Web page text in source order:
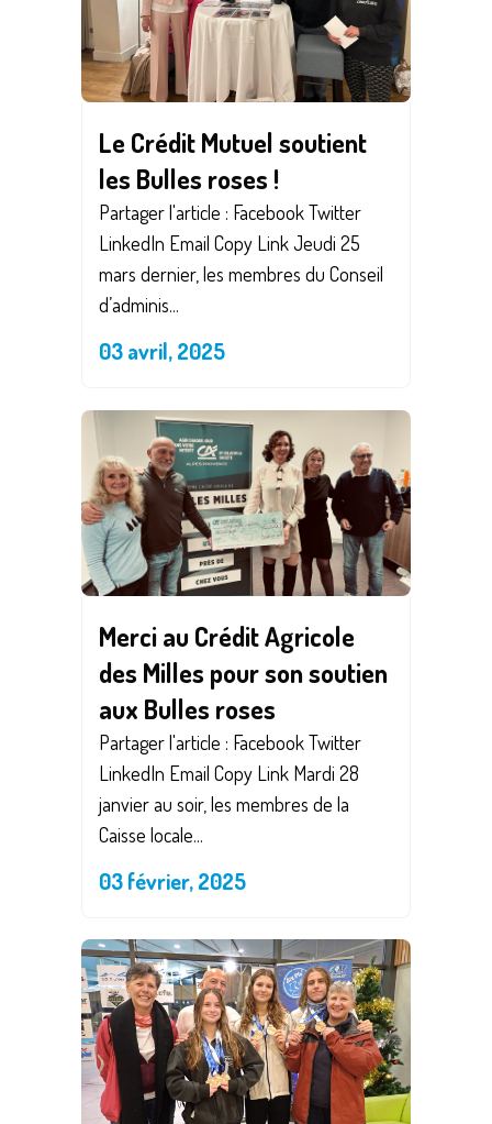
Le Crédit Mutuel soutient
les Bulles roses !
Partager l'article : Facebook Twitter
LinkedIn Email Copy Link Jeudi 25
mars dernier, les membres du Conseil
d’adminis...
03 avril, 2025
Merci au Crédit Agricole
des Milles pour son soutien
aux Bulles roses
Partager l'article : Facebook Twitter
LinkedIn Email Copy Link Mardi 28
janvier au soir, les membres de la
Caisse locale...
03 février, 2025